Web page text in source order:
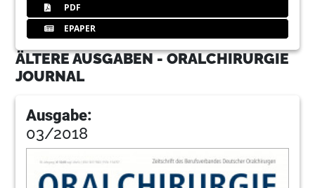
PDF
EPAPER
ÄLTERE AUSGABEN - ORALCHIRURGIE
JOURNAL
Ausgabe:
03/2018